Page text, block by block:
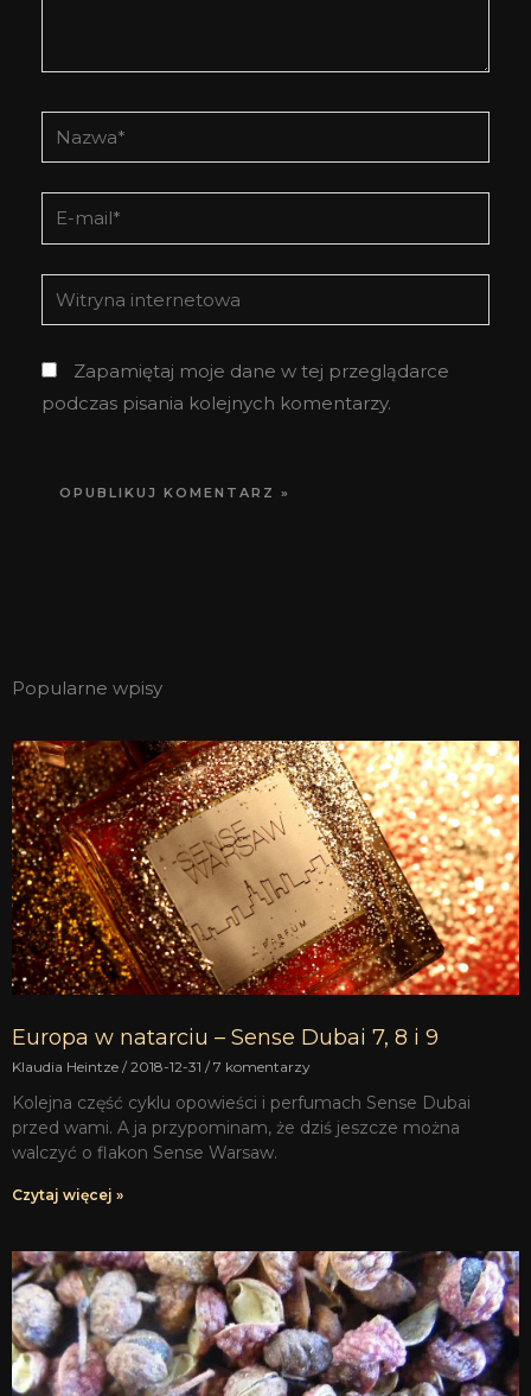
Nazwa*
E-
mail*
Witryna
internetowa
Zapamiętaj moje dane w tej przeglądarce
podczas pisania kolejnych komentarzy.
Popularne wpisy
Europa w natarciu – Sense Dubai 7, 8 i 9
Klaudia Heintze 2018-12-31 7 komentarzy
Kolejna część cyklu opowieści i perfumach Sense Dubai
przed wami. A ja przypominam, że dziś jeszcze można
walczyć o flakon Sense Warsaw.
Czytaj więcej »